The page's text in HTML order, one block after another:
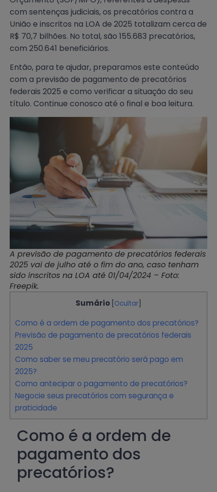
com sentenças judiciais, os precatórios contra a
União e inscritos na LOA de 2025 totalizam cerca de
R$ 70,7 bilhões. No total, são 155.683 precatórios,
com 250.641 beneficiários.
Então, para te ajudar, preparamos este conteúdo
com a previsão de pagamento de precatórios
federais 2025 e como verificar a situação do seu
título. Continue conosco até o final e boa leitura.
A previsão de pagamento de precatórios federais
2025 vai de julho até o fim do ano, caso tenham
sido inscritos na LOA até 01/04/2024 – Foto:
Freepik.
Sumário Ocultar
Como é a ordem de pagamento dos precatórios?
Previsão de pagamento de precatórios federais
2025
Como saber se meu precatório será pago em
2025?
Como antecipar o pagamento de precatórios?
Negocie seus precatórios com segurança e
praticidade
Como é a ordem de
pagamento dos
precatórios?